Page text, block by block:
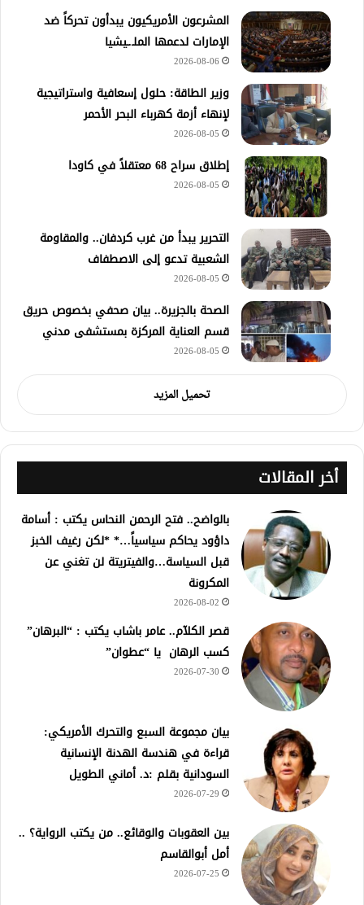
المشرعون الأمريكيون يبدأون تحركاً ضد
الإمارات لدعمها الملـ.ـيشيا
2026-08-06
وزير الطاقة: حلول إسعافية واستراتيجية
لإنهاء أزمة كهرباء البحر الأحمر
2026-08-05
إطلاق سراح 68 معتقلاً في كاودا
2026-08-05
التحرير يبدأ من غرب كردفان.. والمقاومة
الشعبية تدعو إلى الاصطفاف
2026-08-05
الصحة بالجزيرة.. بيان صحفي بخصوص حريق
قسم العناية المركزة بمستشفى مدني
2026-08-05
تحميل المزيد
أخر المقالات
بالواضح.. فتح الرحمن النحاس يكتب : أسامة
داؤود يحاكم سياسياً…* *لكن رغيف الخبز
قبل السياسة…والفيتريتة لن تغني عن
المكرونة
2026-08-02
قصر الكلآم.. عامر باشاب يكتب : “البرهان”
كسب الرهان يا “عطوان”
2026-07-30
بيان مجموعة السبع والتحرك الأمريكي:
قراءة في هندسة الهدنة الإنسانية
السودانية بقلم :د. أماني الطويل
2026-07-29
بين العقوبات والوقائع.. من يكتب الرواية؟ ..
أمل أبوالقاسم
2026-07-25